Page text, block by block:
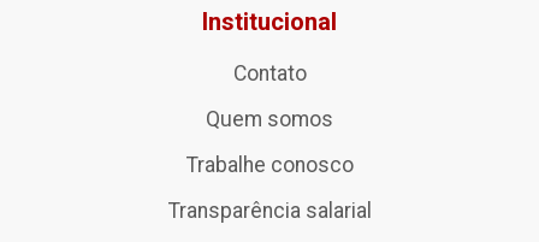
Institucional
Contato
Quem somos
Trabalhe conosco
Transparência salarial